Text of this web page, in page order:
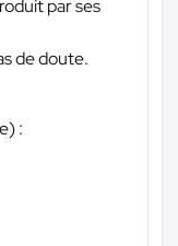
par ses
de doute.
: